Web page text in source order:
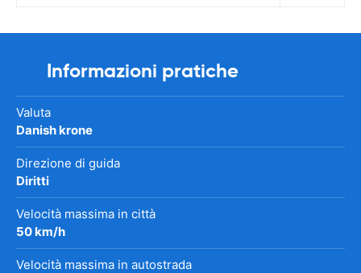
Informazioni pratiche
Valuta
Danish krone
Direzione di guida
Diritti
Velocità massima in città
50 km/h
Velocità massima in autostrada